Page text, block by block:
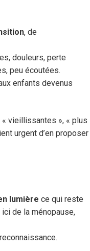
, de
douleurs, perte
peu écoutées.
enfants devenus
vieillissantes », « plus
urgent d’en proposer
lumière ce qui reste
ici de la ménopause,